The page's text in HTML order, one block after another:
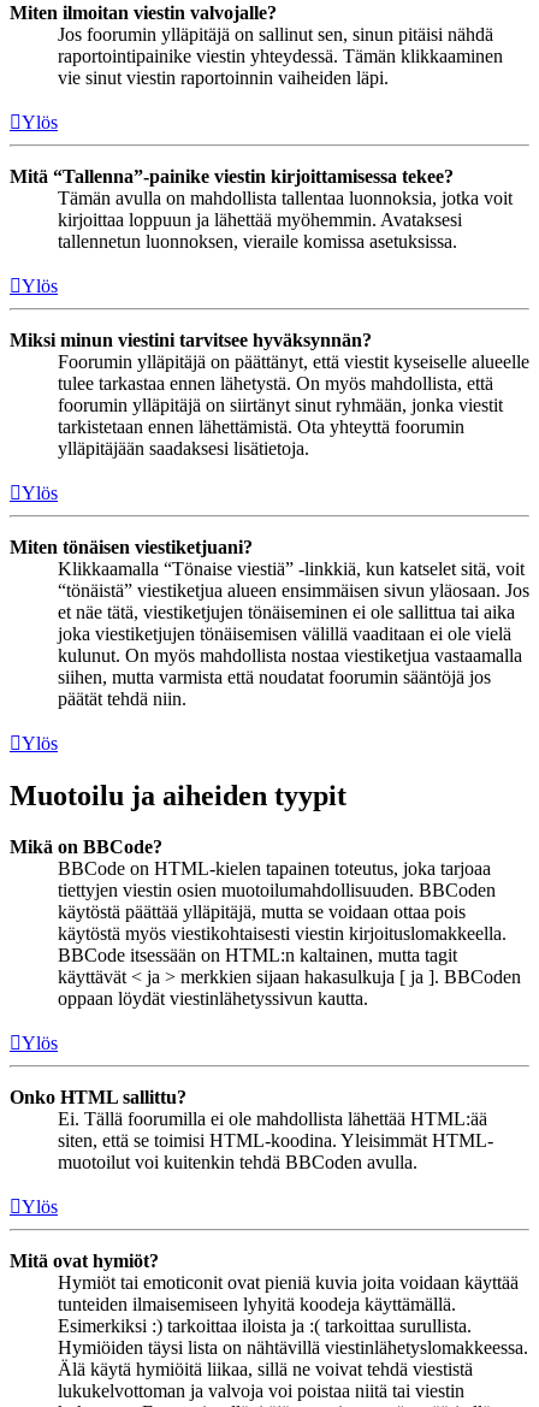
Miten ilmoitan viestin valvojalle?
Jos foorumin ylläpitäjä on sallinut sen, sinun pitäisi nähdä
raportointipainike viestin yhteydessä. Tämän klikkaaminen
vie sinut viestin raportoinnin vaiheiden läpi.
Ylös
Mitä “Tallenna”-painike viestin kirjoittamisessa tekee?
Tämän avulla on mahdollista tallentaa luonnoksia, jotka voit
kirjoittaa loppuun ja lähettää myöhemmin. Avataksesi
tallennetun luonnoksen, vieraile komissa asetuksissa.
Ylös
Miksi minun viestini tarvitsee hyväksynnän?
Foorumin ylläpitäjä on päättänyt, että viestit kyseiselle alueelle
tulee tarkastaa ennen lähetystä. On myös mahdollista, että
foorumin ylläpitäjä on siirtänyt sinut ryhmään, jonka viestit
tarkistetaan ennen lähettämistä. Ota yhteyttä foorumin
ylläpitäjään saadaksesi lisätietoja.
Ylös
Miten tönäisen viestiketjuani?
Klikkaamalla “Tönaise viestiä” -linkkiä, kun katselet sitä, voit
“tönäistä” viestiketjua alueen ensimmäisen sivun yläosaan. Jos
et näe tätä, viestiketjujen tönäiseminen ei ole sallittua tai aika
joka viestiketjujen tönäisemisen välillä vaaditaan ei ole vielä
kulunut. On myös mahdollista nostaa viestiketjua vastaamalla
siihen, mutta varmista että noudatat foorumin sääntöjä jos
päätät tehdä niin.
Ylös
Muotoilu ja aiheiden tyypit
Mikä on BBCode?
BBCode on HTML-kielen tapainen toteutus, joka tarjoaa
tiettyjen viestin osien muotoilumahdollisuuden. BBCoden
käytöstä päättää ylläpitäjä, mutta se voidaan ottaa pois
käytöstä myös viestikohtaisesti viestin kirjoituslomakkeella.
BBCode itsessään on HTML:n kaltainen, mutta tagit
käyttävät < ja > merkkien sijaan hakasulkuja [ ja ]. BBCoden
oppaan löydät viestinlähetyssivun kautta.
Ylös
Onko HTML sallittu?
Ei. Tällä foorumilla ei ole mahdollista lähettää HTML:ää
siten, että se toimisi HTML-koodina. Yleisimmät HTML-
muotoilut voi kuitenkin tehdä BBCoden avulla.
Ylös
Mitä ovat hymiöt?
Hymiöt tai emoticonit ovat pieniä kuvia joita voidaan käyttää
tunteiden ilmaisemiseen lyhyitä koodeja käyttämällä.
Esimerkiksi :) tarkoittaa iloista ja :( tarkoittaa surullista.
Hymiöiden täysi lista on nähtävillä viestinlähetyslomakkeessa.
Älä käytä hymiöitä liikaa, sillä ne voivat tehdä viestistä
lukukelvottoman ja valvoja voi poistaa niitä tai viestin